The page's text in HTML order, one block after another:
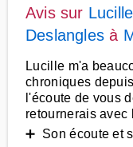
Avis sur Lucille
Deslangles à
Lucille m'a
chroniques
l'écoute de vous
retournerais
➕ Son écoute et